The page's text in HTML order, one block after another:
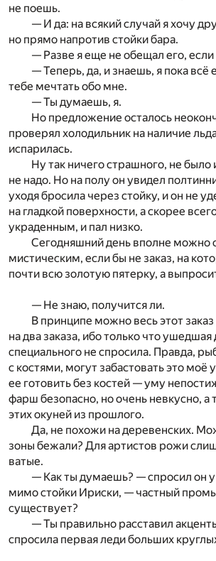
не поешь.
— И да: на всякий случай я хочу
но прямо напротив стойки бара.
— Разве я еще не обещал его, если
— Теперь, да, и знаешь, я пока
тебе мечтать обо мне.
— Ты думаешь, я.
Но предложение осталось
проверял холодильник на наличие
испарилась.
Ну так ничего страшного, не
не надо. Но на полу он увидел
уходя бросила через стойку, и он не
на гладкой поверхности, а скорее
украденным, и пал низко.
Сегодняшний день вполне можно
мистическим, если бы не заказ, на
почти всю золотую пятерку, а
— Не знаю, получится ли.
В принципе можно весь этот
на два заказа, ибо только что ушедшая
специального не спросила. Правда,
с костями, могут забастовать это моё
ее готовить без костей — уму
фарш безопасно, но очень невкусно, а
этих окуней из прошлого.
Да, не похожи на деревенских.
зоны бежали? Для артистов рожи
ватые.
— Как ты думаешь? — спросил он
мимо стойки Ириски, — частный
существует?
— Ты правильно расставил
спросила первая леди больших